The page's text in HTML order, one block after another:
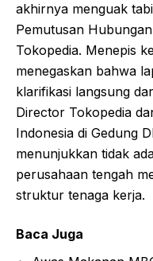
akhirnya menguak
Pemutusan
Tokopedia. Menepis
menegaskan bahwa
klarifikasi langsung
Director Tokopedia
Indonesia di Gedung
menunjukkan tidak
perusahaan tengah
struktur tenaga kerja.
Baca Juga